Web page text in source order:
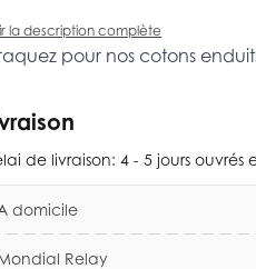
la description complète
pour nos cotons
de livraison: 4 - 5 jours ouvrés
domicile
Relay